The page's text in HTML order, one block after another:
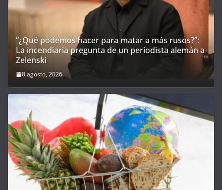
Nombran una dieta muy beneficiosa para la salud
cerebral
8 agosto, 2026